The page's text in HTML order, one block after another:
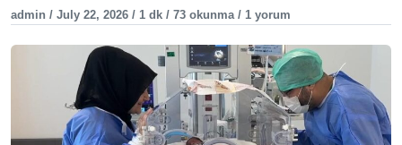
admin / July 22, 2026 / 1 dk / 73 okunma / 1 yorum